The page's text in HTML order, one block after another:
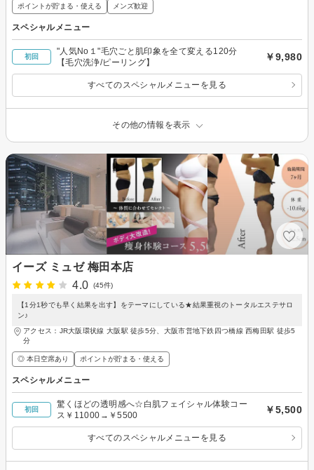
ポイントが貯まる・使える メンズ歓迎
スペシャルメニュー
初回
"人気No１"毛穴ごと肌印象を全て変える120分
【毛穴洗浄/ピーリング】
￥9,980
すべてのスペシャルメニューを見る
その他の情報を表示
イーズ ミュゼ 梅田本店
4.0
(45件)
【1分1秒でも早く結果を出す】をテーマにしている★結果重視のトータルエステサロ
ン♪
アクセス：JR大阪環状線 大阪駅 徒歩5分、大阪市営地下鉄四つ橋線 西梅田駅 徒歩5
分
◎ 本日空席あり ポイントが貯まる・使える
スペシャルメニュー
初回
驚くほどの透明感へ☆白肌フェイシャル体験コー
ス￥11000→￥5500
￥5,500
すべてのスペシャルメニューを見る